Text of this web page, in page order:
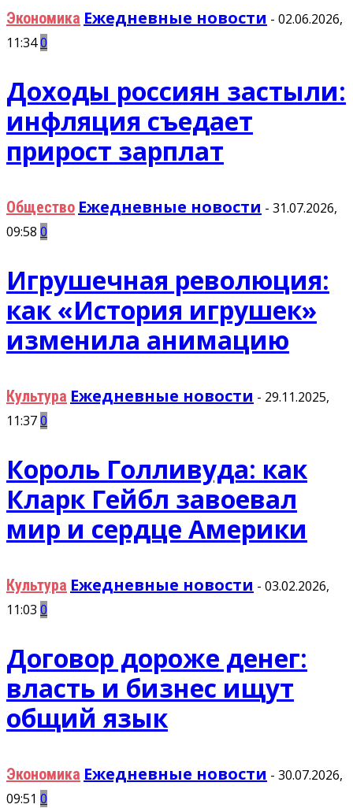
Экономика Ежедневные новости - 02.06.2026,
11:340
Доходы россиян застыли:
инфляция съедает
прирост зарплат
Общество Ежедневные новости - 31.07.2026,
09:58 0
Игрушечная революция:
как «История игрушек»
изменила анимацию
Культура Ежедневные новости - 29.11.2025,
11:370
Король Голливуда: как
Кларк Гейбл завоевал
мир и сердце Америки
Культура Ежедневные новости - 03.02.2026,
11:03 0
Договор дороже денег:
власть и бизнес ищут
общий язык
Экономика Ежедневные новости - 30.07.2026,
09:51 0